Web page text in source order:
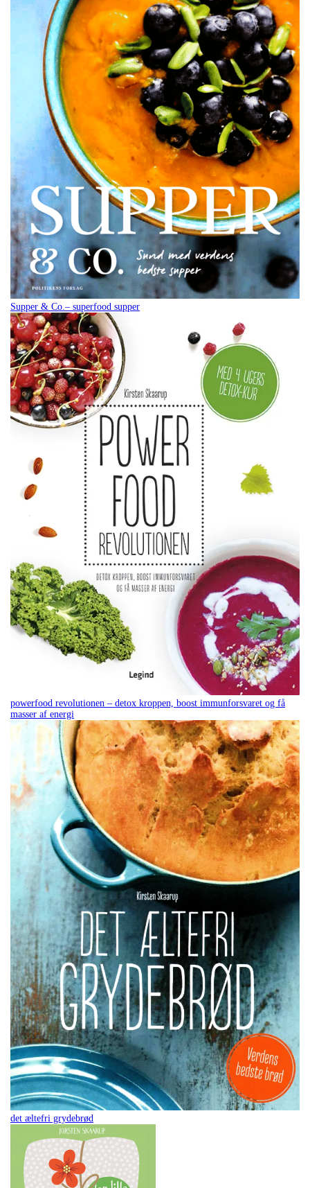
Supper & Co.– superfood supper
powerfood revolutionen – detox kroppen, boost immunforsvaret og få
masser af energi
det æltefri grydebrød